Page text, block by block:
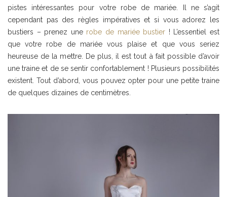
pistes intéressantes pour votre robe de mariée. Il ne s’agit
cependant pas des règles impératives et si vous adorez les
bustiers – prenez une robe de mariée bustier ! L’essentiel est
que votre robe de mariée vous plaise et que vous seriez
heureuse de la mettre. De plus, il est tout à fait possible d’avoir
une traine et de se sentir confortablement ! Plusieurs possibilités
existent. Tout d’abord, vous pouvez opter pour une petite traine
de quelques dizaines de centimètres.